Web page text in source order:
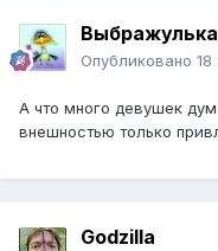
Выбражулька
Опубликовано 18
А что много девушек
внешностью только
Godzilla